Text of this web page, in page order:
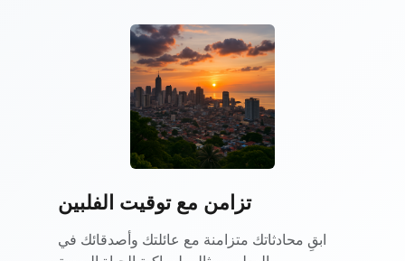
تزامن مع توقيت الفلبين
ابقِ محادثاتك متزامنة مع عائلتك وأصدقائك في